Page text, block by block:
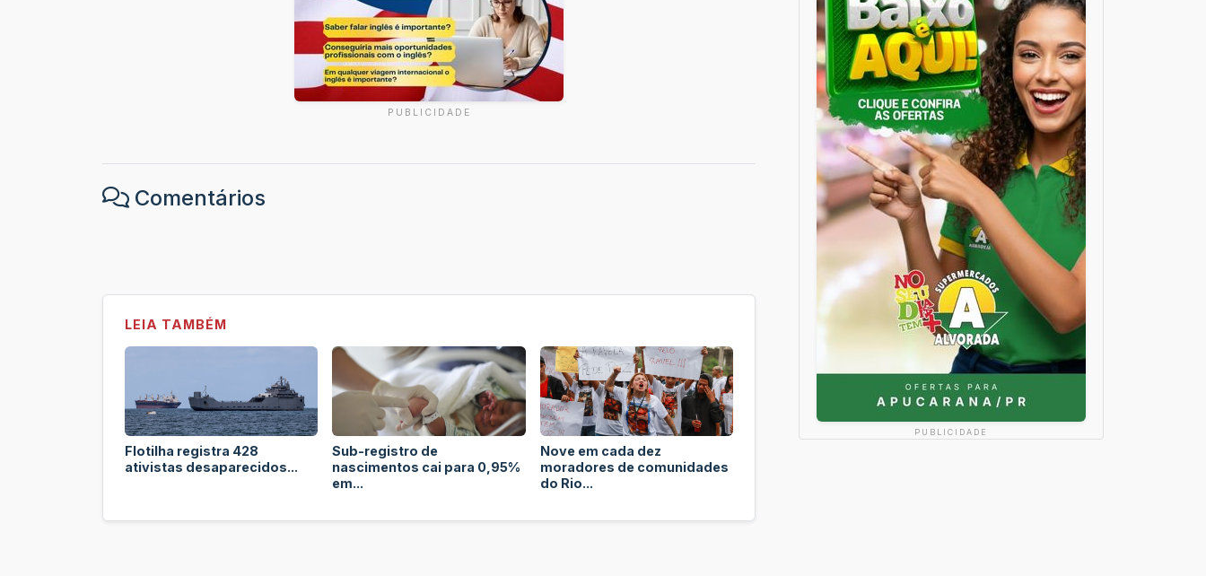
PUBLICIDADE
Comentários
LEIA TAMBÉM
Flotilha registra 428
ativistas desaparecidos...
Sub-registro de
nascimentos cai para 0,95%
em...
Nove em cada dez
moradores de comunidades
do Rio...
PUBLICIDADE